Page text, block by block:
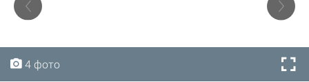
4 фото
4 фото
4 фото
4 фото